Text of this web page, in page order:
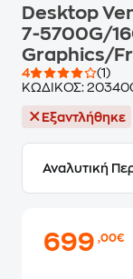
Desktop
7-5700G/
Graphics/
4
(1)
ΚΩΔΙΚΟΣ:
Εξαντλήθηκε
Αναλυτική
699,00€